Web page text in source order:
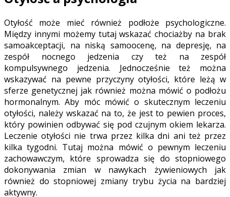
Otyłość może mieć również podłoże psychologiczne.
Między innymi możemy tutaj wskazać chociażby na brak
samoakceptacji, na niską samoocenę, na depresję, na
zespół nocnego jedzenia czy też na zespół
kompulsywnego jedzenia. Jednocześnie też można
wskazywać na pewne przyczyny otyłości, które leżą w
sferze genetycznej jak również można mówić o podłożu
hormonalnym. Aby móc mówić o skutecznym leczeniu
otyłości, należy wskazać na to, że jest to pewien proces,
który powinien odbywać się pod czujnym okiem lekarza.
Leczenie otyłości nie trwa przez kilka dni ani też przez
kilka tygodni. Tutaj można mówić o pewnym leczeniu
zachowawczym, które sprowadza się do stopniowego
dokonywania zmian w nawykach żywieniowych jak
również do stopniowej zmiany trybu życia na bardziej
aktywny.